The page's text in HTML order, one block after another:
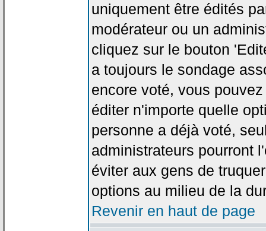
uniquement être édités
modérateur ou un
cliquez sur le bouton
a toujours le sondage
encore voté, vous
éditer n'importe quelle
personne a déjà voté,
administrateurs pourront
éviter aux gens de
options au milieu de la
Revenir en haut de page